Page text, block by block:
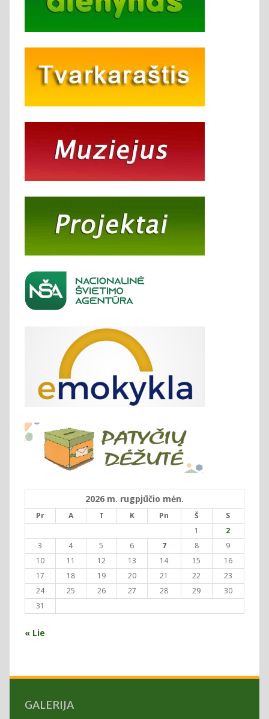
2026 m. rugpjūčio mėn.
Pr A T K Pn Š
S
1
2
3
4 5 6 7 8
9
10
11 12 13 14 15
16
17
18 19 20 21 22
23
24
25 26 27 28 29
30
31
« Lie
GALERIJA